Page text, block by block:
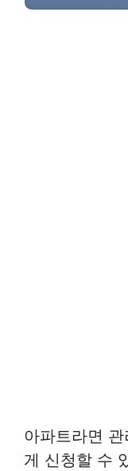
아파트라면
게 신청할 수